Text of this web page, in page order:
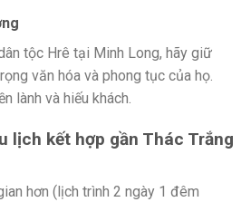
tộc Hrê tại Minh Long, hãy giữ
văn hóa và phong tục của họ.
lành và hiếu khách.
lịch kết hợp gần Thác Trắng
hơn (lịch trình 2 ngày 1 đêm